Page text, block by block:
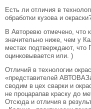
Есть ли отличия в
обработки кузова и
В Авторевю отмечено, что
значительно ниже, чем у
местах подтверждают, что
оцинковывается или. )
Отличий в технологии
«представителей
сводим в цех сварки и
не процарапав краску до
Отсюда и отличия в